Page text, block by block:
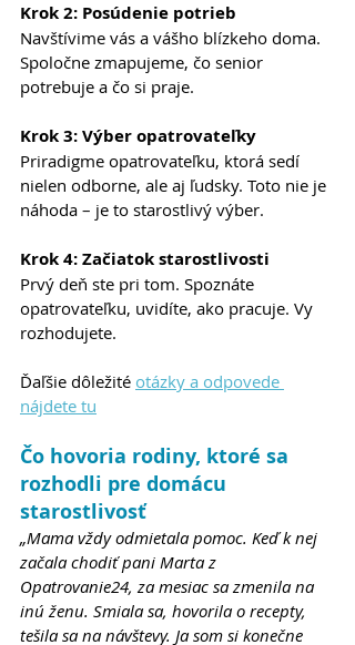
Krok 2: Posúdenie potrieb
Navštívime vás a vášho blízkeho doma.
Spoločne zmapujeme, čo senior
potrebuje a čo si praje.
Krok 3: Výber opatrovateľky
Priradigme opatrovateľku, ktorá sedí
nielen odborne, ale aj ľudsky. Toto nie je
náhoda – je to starostlivý výber.
Krok 4: Začiatok starostlivosti
Prvý deň ste pri tom. Spoznáte
opatrovateľku, uvidíte, ako pracuje. Vy
rozhodujete.
Ďaľšie dôležité otázky a odpovede
nájdete tu
Čo hovoria rodiny, ktoré sa
rozhodli pre domácu
starostlivosť
„Mama vždy odmietala pomoc. Keď k nej
začala chodiť pani Marta z
Opatrovanie24, za mesiac sa zmenila na
inú ženu. Smiala sa, hovorila o recepty,
tešila sa na návštevy. Ja som si konečne